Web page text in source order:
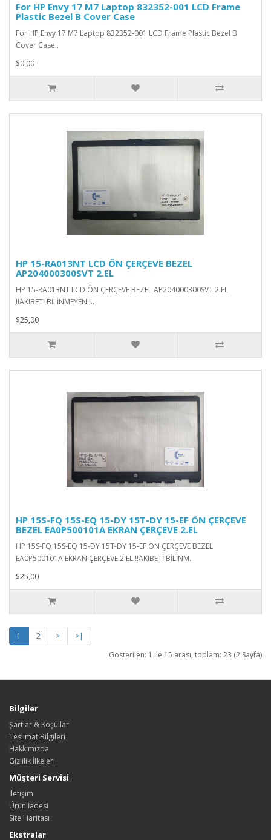
For HP Envy 17 M7 Laptop 832352-001 LCD Frame
Plastic Bezel B Cover Case
For HP Envy 17 M7 Laptop 832352-001 LCD Frame Plastic Bezel B
Cover Case..
$0,00
HP 15-RA013NT LCD ÖN ÇERÇEVE BEZEL
AP204000300SVT 2.EL
HP 15-RA013NT LCD ÖN ÇERÇEVE BEZEL AP204000300SVT 2.EL
!!AKIBETİ BİLİNMEYEN!!..
$25,00
HP 15S-FQ 15S-EQ 15-DY 15T-DY 15-EF ÖN ÇERÇEVE
BEZEL EA0P500101A EKRAN ÇERÇEVE 2.EL
HP 15S-FQ 15S-EQ 15-DY 15T-DY 15-EF ÖN ÇERÇEVE BEZEL
EA0P500101A EKRAN ÇERÇEVE 2.EL !!AKIBETİ BİLİNM..
$25,00
1 2 >
>|
Gösterilen: 1 ile 15 arası, toplam: 23 (2 Sayfa)
Bilgiler
Şartlar & Koşullar
Teslimat Bilgileri
Hakkımızda
Gizlilik İlkeleri
Müşteri Servisi
İletişim
Ürün İadesi
Site Haritası
Ekstralar